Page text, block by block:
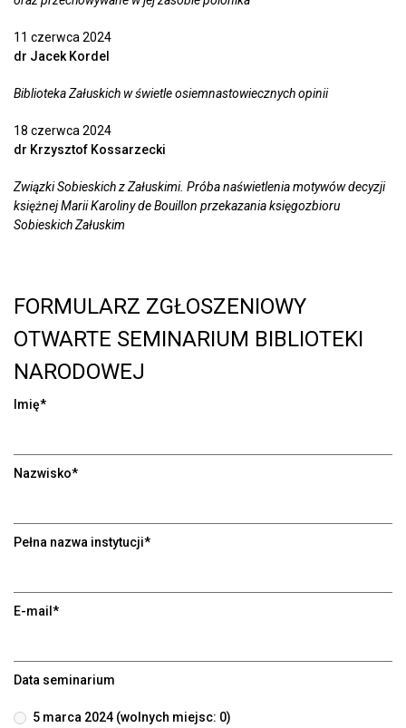
11 czerwca 2024
dr Jacek Kordel
Biblioteka Załuskich w świetle osiemnastowiecznych opinii
18 czerwca 2024
dr Krzysztof Kossarzecki
Związki Sobieskich z Załuskimi. Próba naświetlenia motywów decyzji
księżnej Marii Karoliny de Bouillon przekazania księgozbioru
Sobieskich Załuskim
FORMULARZ ZGŁOSZENIOWY
OTWARTE SEMINARIUM BIBLIOTEKI
NARODOWEJ
Imię*
Nazwisko*
Pełna nazwa instytucji*
E-mail*
Data seminarium
5 marca 2024 (wolnych miejsc: 0)